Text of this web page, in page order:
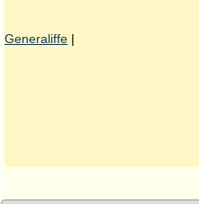
Generaliffe |